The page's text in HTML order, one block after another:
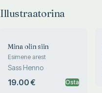
Illustraatorina
Mina olin siin
Esimene arest
Sass Henno
19.00 € Osta